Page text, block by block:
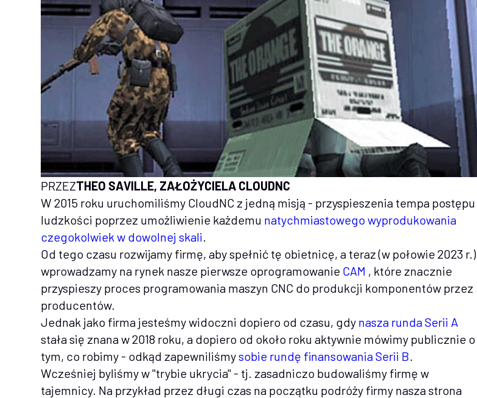
‍PRZEZTHEO SAVILLE, ZAŁOŻYCIELA CLOUDNC
W 2015 roku uruchomiliśmy CloudNC z jedną misją - przyspieszenia tempa postępu
ludzkości poprzez umożliwienie każdemu natychmiastowego wyprodukowania
czegokolwiek w dowolnej skali.
Od tego czasu rozwijamy firmę, aby spełnić tę obietnicę, a teraz (w połowie 2023 r.)
wprowadzamy na rynek nasze pierwsze oprogramowanie CAM , które znacznie
przyspieszy proces programowania maszyn CNC do produkcji komponentów przez
producentów.
Jednak jako firma jesteśmy widoczni dopiero od czasu, gdy nasza rundaSerii A
stała się znana w 2018 roku, a dopiero od około roku aktywnie mówimy publicznie o
tym, co robimy - odkąd zapewniliśmysobie rundę finansowania Serii B.
Wcześniej byliśmy w "trybie ukrycia" - tj. zasadniczo budowaliśmy firmę w
tajemnicy. Na przykład przez długi czas na początku podróży firmy nasza strona